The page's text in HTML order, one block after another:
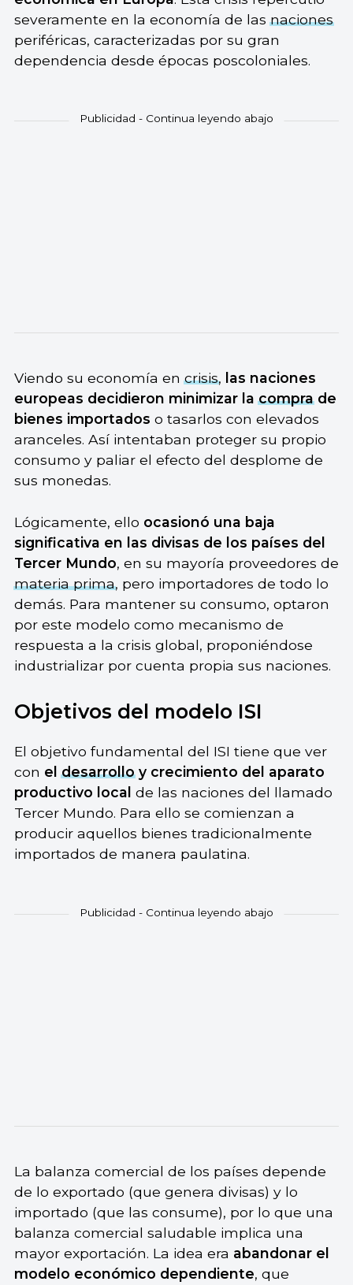
severamente en la economía de lasnaciones
periféricas, caracterizadas por su gran
dependencia desde épocas poscoloniales.
Viendo su economía encrisis, las naciones
europeas decidieron minimizar lacomprade
bienes importados o tasarlos con elevados
aranceles. Así intentaban proteger su propio
consumo y paliar el efecto del desplome de
sus monedas.
Lógicamente, ello ocasionó una baja
significativa en las divisas de los países del
Tercer Mundo, en su mayoría proveedores de
materia prima, pero importadores de todo lo
demás. Para mantener su consumo, optaron
por este modelo como mecanismo de
respuesta a la crisis global, proponiéndose
industrializar por cuenta propia sus naciones.
Objetivos del modelo ISI
El objetivo fundamental del ISI tiene que ver
con eldesarrolloy crecimiento del aparato
productivo local de las naciones del llamado
Tercer Mundo. Para ello se comienzan a
producir aquellos bienes tradicionalmente
importados de manera paulatina.
La balanza comercial de los países depende
de lo exportado (que genera divisas) y lo
importado (que las consume), por lo que una
balanza comercial saludable implica una
mayor exportación. La idea era abandonar el
modelo económico dependiente, que